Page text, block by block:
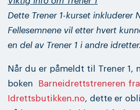
Dette Trener 1-kurset inkluderer
Fellesemnene vil etter hvert
en del av Trener 1 i andre idretter.
Når du er påmeldt til Trener 1,
boken
Barneidrettstreneren fra
Idrettsbutikken.no, dette er